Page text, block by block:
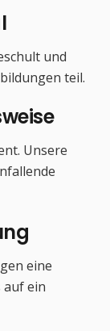
und
teil.
Unsere
eine
auf ein